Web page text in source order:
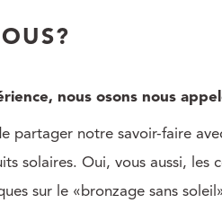
nous osons nous
partager notre savoir-faire
solaires. Oui, vous aussi,
sur le «bronzage sans